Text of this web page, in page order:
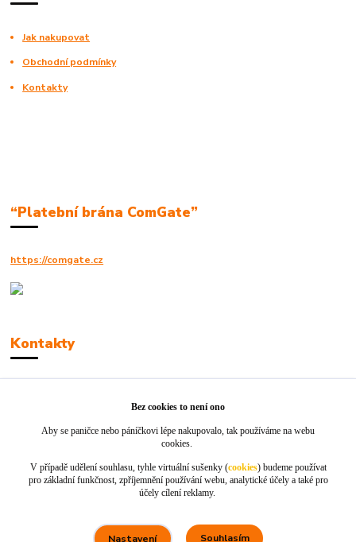
Jak nakupovat
Obchodní podmínky
Kontakty
“Platební brána ComGate”
https://comgate.cz
Kontakty
info@jackie-shop.cz
Bez cookies to není ono
Aby se paničce nebo páníčkovi lépe nakupovalo, tak používáme na webu
cookies.
V případě udělení souhlasu, tyhle virtuální sušenky (cookies) budeme používat
pro základní funkčnost, zpříjemnění používání webu, analytické účely a také pro
účely cílení reklamy.
Nastavení Souhlasím